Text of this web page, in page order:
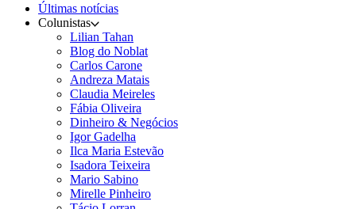
Últimas notícias
Colunistas
Lilian Tahan
Blog do Noblat
Carlos Carone
Andreza Matais
Claudia Meireles
Fábia Oliveira
Dinheiro & Negócios
Igor Gadelha
Ilca Maria Estevão
Isadora Teixeira
Mario Sabino
Mirelle Pinheiro